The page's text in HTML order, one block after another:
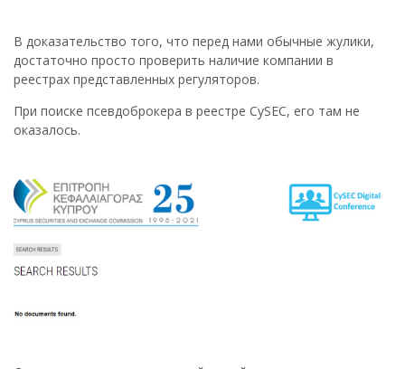
В доказательство того, что перед нами обычные жулики,
достаточно просто проверить наличие компании в
реестрах представленных регуляторов.
При поиске псевдоброкера в реестре CySEC, его там не
оказалось.